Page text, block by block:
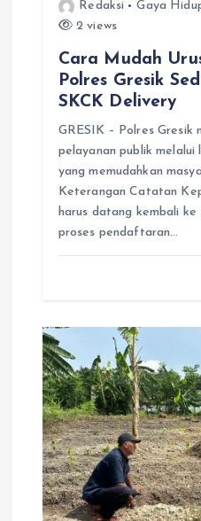
Redaksi Gaya
2 views
Cara Mudah
Polres Gresik
SKCK Delivery
GRESIK – Polres Gresik
pelayanan publik
yang memudahkan
Keterangan Catatan
harus datang kembali
proses pendaftaran…